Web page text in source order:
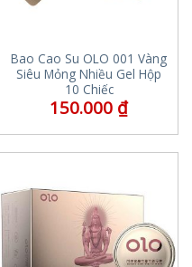
Bao Cao Su OLO 001 Vàng
Siêu Mỏng Nhiều Gel Hộp
10 Chiếc
150.000 ₫